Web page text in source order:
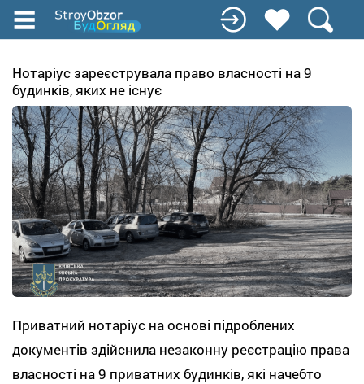
Перейти
содержанию
Нотаріус зареєструвала право власності на 9
будинків, яких не існує
Приватний нотаріус на основі підроблених
документів здійснила незаконну реєстрацію права
власності на 9 приватних будинків, які начебто